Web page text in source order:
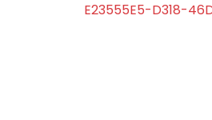
E23555E5-D318-